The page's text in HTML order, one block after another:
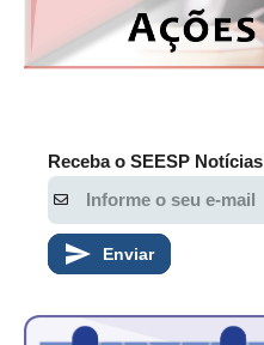
Receba o SEESP Notícias
Enviar